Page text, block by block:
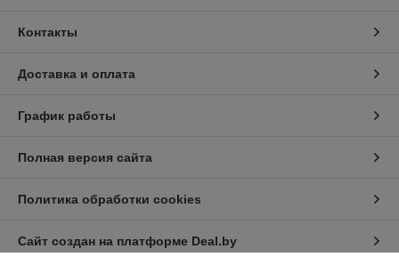
Контакты
Доставка и оплата
График работы
Полная версия сайта
Политика обработки cookies
Сайт создан на платформе Deal.by